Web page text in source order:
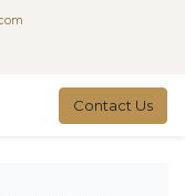
Contact Us